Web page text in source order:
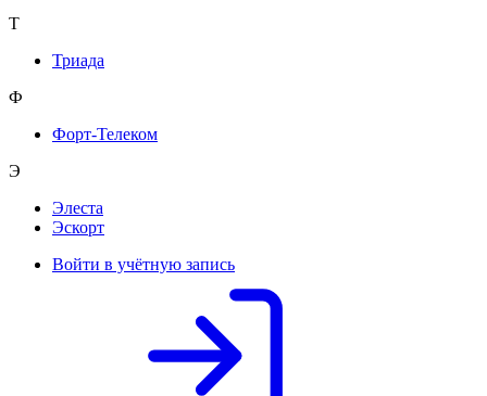
Т
Триада
Ф
Форт-Телеком
Э
Элеста
Эскорт
Войти в учётную запись